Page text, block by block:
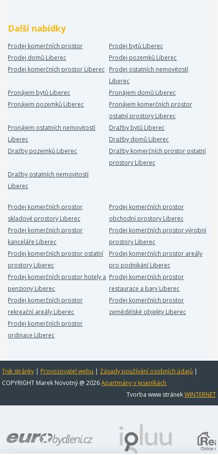
Další nabídky
Prodej komerčních prostor
Prodej bytů Liberec
Prodej domů Liberec
Prodej pozemků Liberec
Prodej komerčních prostor Liberec Prodej ostatních nemovitostí
Liberec
Pronájem bytů Liberec
Pronájem domů Liberec
Pronájem pozemků Liberec
Pronájem komerčních prostor
ostatní prostory Liberec
Pronájem ostatních nemovitostí
Liberec
Dražby bytů Liberec
Dražby domů Liberec
Dražby pozemků Liberec
Dražby komerčních prostor ostatní
prostory Liberec
Dražby ostatních nemovitostí
Liberec
Prodej komerčních prostor
skladové prostory Liberec
Prodej komerčních prostor
obchodní prostory Liberec
Prodej komerčních prostor
kanceláře Liberec
Prodej komerčních prostor výrobní
prostory Liberec
Prodej komerčních prostor ostatní
prostory Liberec
Prodej komerčních prostor areály
pro podnikání Liberec
Prodej komerčních prostor hotely a
penziony Liberec
Prodej komerčních prostor
restaurace a bary Liberec
Prodej komerčních prostor
rekreační areály Liberec
Prodej komerčních prostor
zemědělské objekty Liberec
Prodej komerčních prostor
ordinace Liberec
Tisk stránky | Provozovatel webu | Zásady používání osobních údajů |
COPYRIGHT Marek Novotný @ 2026Apartmány v Jeseníkách
Tvorba www stránekWINTERNET